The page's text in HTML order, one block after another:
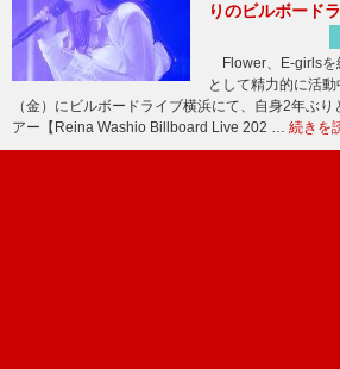
りのビルボード
Flower、E-girlsを
として精力的に活
（金）にビルボードライブ横浜にて、自身2年ぶ
アー【Reina Washio Billboard Live 202 … 続きを